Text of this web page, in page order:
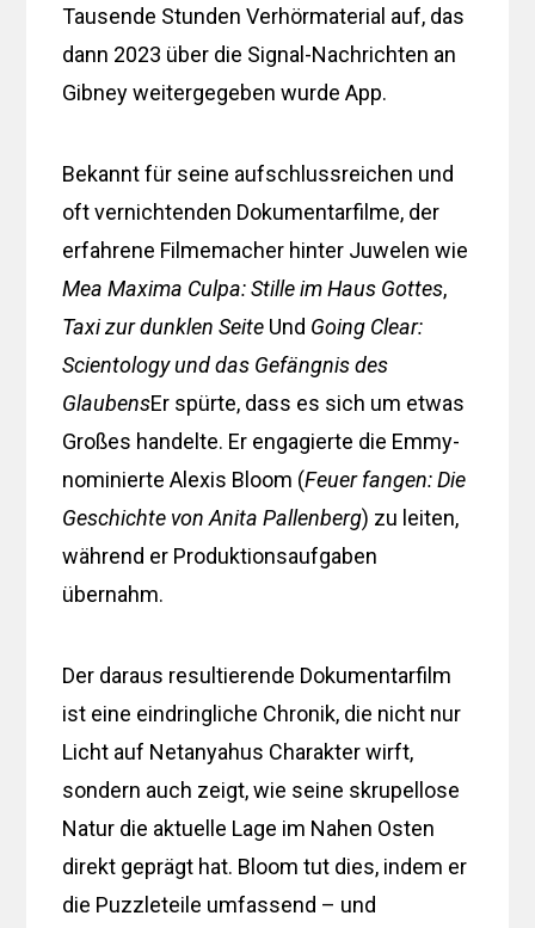
Tausende Stunden Verhörmaterial auf, das
dann 2023 über die Signal-Nachrichten an
Gibney weitergegeben wurde App.
Bekannt für seine aufschlussreichen und
oft vernichtenden Dokumentarfilme, der
erfahrene Filmemacher hinter Juwelen wie
Mea Maxima Culpa: Stille im Haus Gottes,
Taxi zur dunklen Seite Und Going Clear:
Scientology und das Gefängnis des
GlaubensEr spürte, dass es sich um etwas
Großes handelte. Er engagierte die Emmy-
nominierte Alexis Bloom (Feuer fangen: Die
Geschichte von Anita Pallenberg) zu leiten,
während er Produktionsaufgaben
übernahm.
Der daraus resultierende Dokumentarfilm
ist eine eindringliche Chronik, die nicht nur
Licht auf Netanyahus Charakter wirft,
sondern auch zeigt, wie seine skrupellose
Natur die aktuelle Lage im Nahen Osten
direkt geprägt hat. Bloom tut dies, indem er
die Puzzleteile umfassend – und